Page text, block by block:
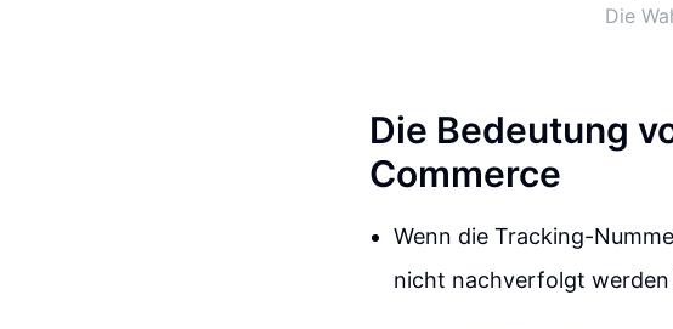
Die
Die Bedeutung
Commerce
Wenn die Tracking-
nicht nachverfolgt werden